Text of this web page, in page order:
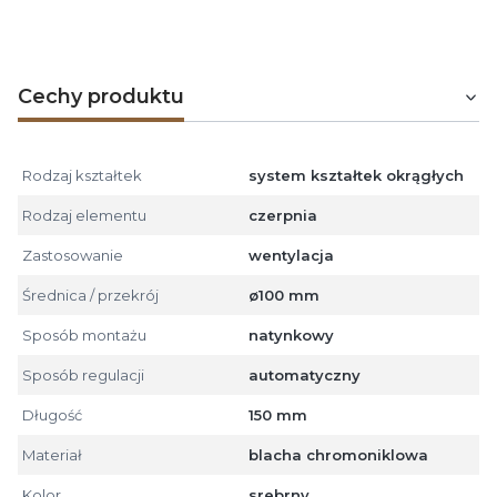
Cechy produktu
Rodzaj kształtek system kształtek okrągłych
Rodzaj elementu czerpnia
Zastosowanie wentylacja
Średnica / przekrój ø100 mm
Sposób montażu natynkowy
Sposób regulacji automatyczny
Długość 150 mm
Materiał blacha chromoniklowa